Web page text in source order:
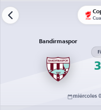
Bandirmaspor
3
miércoles